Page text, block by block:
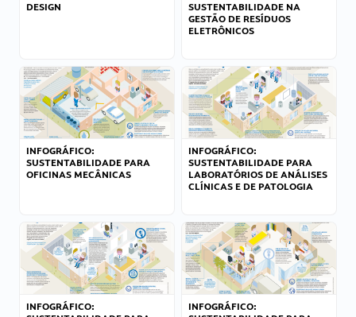
DESIGN
SUSTENTABILIDADE NA
GESTÃO DE RESÍDUOS
ELETRÔNICOS
INFOGRÁFICO:
SUSTENTABILIDADE PARA
OFICINAS MECÂNICAS
INFOGRÁFICO:
SUSTENTABILIDADE PARA
LABORATÓRIOS DE ANÁLISES
CLÍNICAS E DE PATOLOGIA
INFOGRÁFICO:
INFOGRÁFICO: